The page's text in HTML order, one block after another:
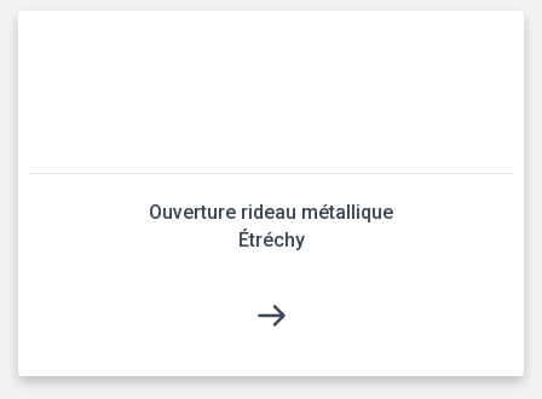
Ouverture rideau métallique
Étréchy